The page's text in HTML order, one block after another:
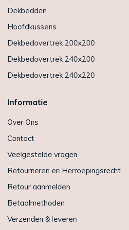
Dekbedden
Hoofdkussens
Dekbedovertrek 200x200
Dekbedovertrek 240x200
Dekbedovertrek 240x220
Informatie
Over Ons
Contact
Veelgestelde vragen
Retourneren en Herroepingsrecht
Retour aanmelden
Betaalmethoden
Verzenden & leveren